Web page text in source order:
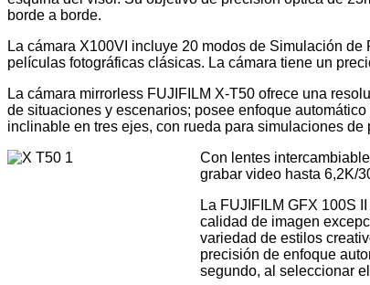
borde a borde.
La cámara X100VI incluye 20 modos de Simulación
películas fotográficas clásicas. La cámara tiene un
La cámara mirrorless FUJIFILM X-T50 ofrece una
de situaciones y escenarios; posee enfoque
inclinable en tres ejes, con rueda para simulaciones
Con lentes
grabar video hasta 6,2K/
La FUJIFILM GFX 100S
calidad de imagen
variedad de estilos
precisión de enfoque
segundo, al seleccionar